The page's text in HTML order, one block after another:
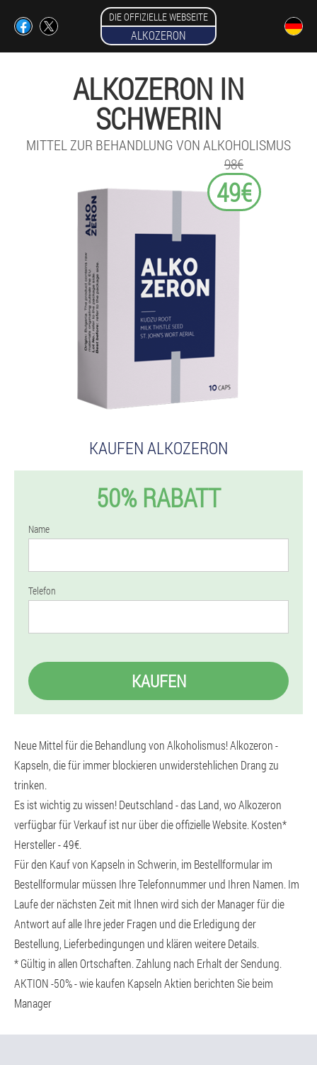
DIE OFFIZIELLE WEBSEITE
ALKOZERON
ALKOZERON IN
SCHWERIN
MITTEL ZUR BEHANDLUNG VON ALKOHOLISMUS
98€
49€
KAUFEN ALKOZERON
50% RABATT
Name
Telefon
KAUFEN
Neue Mittel für die Behandlung von Alkoholismus! Alkozeron -
Kapseln, die für immer blockieren unwiderstehlichen Drang zu
trinken.
Es ist wichtig zu wissen! Deutschland - das Land, wo Alkozeron
verfügbar für Verkauf ist nur über die offizielle Website. Kosten*
Hersteller - 49€.
Für den Kauf von Kapseln in Schwerin, im Bestellformular im
Bestellformular müssen Ihre Telefonnummer und Ihren Namen. Im
Laufe der nächsten Zeit mit Ihnen wird sich der Manager für die
Antwort auf alle Ihre jeder Fragen und die Erledigung der
Bestellung, Lieferbedingungen und klären weitere Details.
* Gültig in allen Ortschaften. Zahlung nach Erhalt der Sendung.
AKTION -50% - wie kaufen Kapseln Aktien berichten Sie beim
Manager